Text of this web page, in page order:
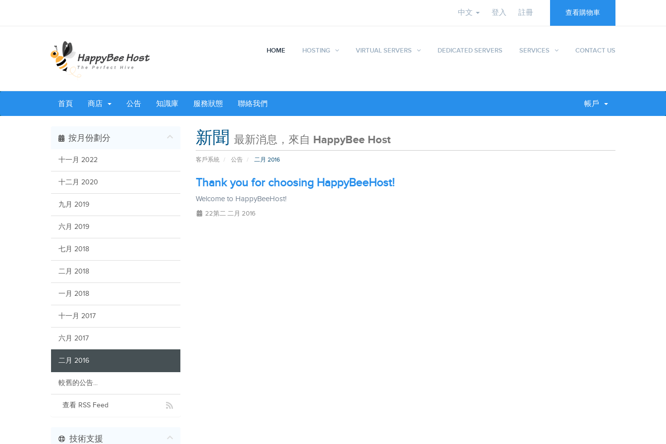
中文 登入 註冊 查看購物車
HOME HOSTING VIRTUAL SERVERS DEDICATED SERVERS SERVICES CONTACT US
首頁 商店 公告 知識庫 服務狀態 聯絡我們 帳戶
新聞 最新消息，來自 HappyBee Host
客戶系統 公告 二月 2016
按月份劃分
十一月 2022
十二月 2020
九月 2019
六月 2019
七月 2018
二月 2018
一月 2018
十一月 2017
六月 2017
二月 2016
較舊的公告...
查看 RSS Feed
Thank you for choosing HappyBeeHost!
Welcome to HappyBeeHost!
22第二 二月 2016
技術支援